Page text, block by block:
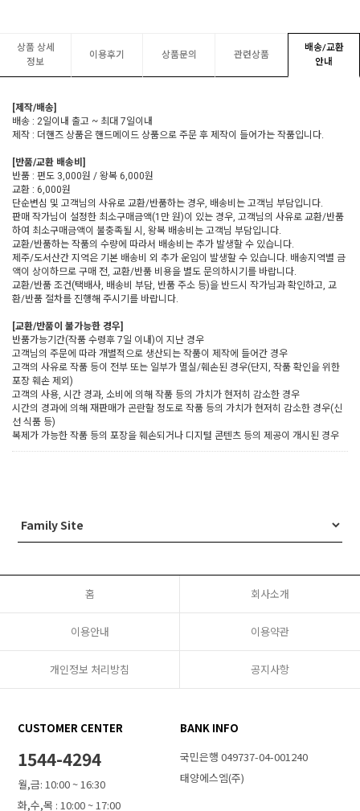
상품 상세
정보
이용후기 상품문의 관련상품
배송/교환
안내
[제작/배송]
배송 : 2일이내 출고 ~ 최대 7일이내
제작 : 더핸즈 상품은 핸드메이드 상품으로 주문 후 제작이 들어가는 작품입니다.
[반품/교환 배송비]
반품 : 편도 3,000원 / 왕복 6,000원
교환 : 6,000원
단순변심 및 고객님의 사유로 교환/반품하는 경우, 배송비는 고객님 부담입니다.
판매 작가님이 설정한 최소구매금액(1만 원)이 있는 경우, 고객님의 사유로 교환/반품
하여 최소구매금액이 불충족될 시, 왕복 배송비는 고객님 부담입니다.
교환/반품하는 작품의 수량에 따라서 배송비는 추가 발생할 수 있습니다.
제주/도서산간 지역은 기본 배송비 외 추가 운임이 발생할 수 있습니다. 배송지역별 금
액이 상이하므로 구매 전, 교환/반품 비용을 별도 문의하시기를 바랍니다.
교환/반품 조건(택배사, 배송비 부담, 반품 주소 등)을 반드시 작가님과 확인하고, 교
환/반품 절차를 진행해 주시기를 바랍니다.
[교환/반품이 불가능한 경우]
반품가능기간(작품 수령후 7일 이내)이 지난 경우
고객님의 주문에 따라 개별적으로 생산되는 작품이 제작에 들어간 경우
고객의 사유로 작품 등이 전부 또는 일부가 멸실/훼손된 경우(단지, 작품 확인을 위한
포장 훼손 제외)
고객의 사용, 시간 경과, 소비에 의해 작품 등의 가치가 현저히 감소한 경우
시간의 경과에 의해 재판매가 곤란할 정도로 작품 등의 가치가 현저히 감소한 경우(신
선 식품 등)
복제가 가능한 작품 등의 포장을 훼손되거나 디지털 콘텐츠 등의 제공이 개시된 경우
홈 회사소개
이용안내 이용약관
개인정보 처리방침 공지사항
CUSTOMER CENTER
1544-4294
월,금: 10:00 ~ 16:30
화,수,목 : 10:00 ~ 17:00
BANK INFO
국민은행 049737-04-001240
태양에스엠(주)